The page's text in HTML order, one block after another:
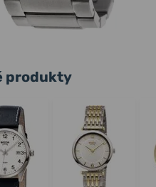
produkty